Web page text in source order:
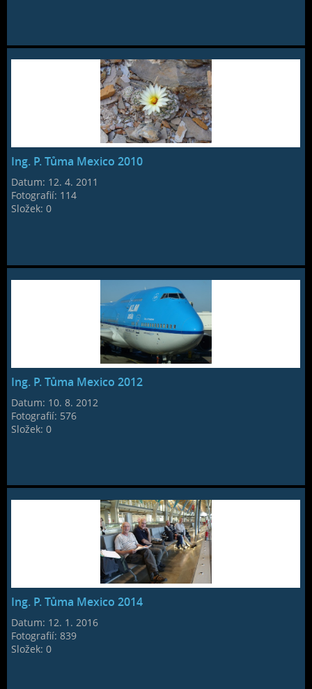
Ing. P. Tůma Mexico 2010
Datum: 12. 4. 2011
Fotografií: 114
Složek:0
Ing. P. Tůma Mexico 2012
Datum: 10. 8. 2012
Fotografií: 576
Složek:0
Ing. P. Tůma Mexico 2014
Datum: 12. 1. 2016
Fotografií:839
Složek:0